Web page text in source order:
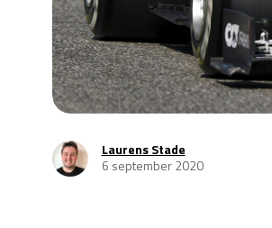
Laurens Stade
6 september 2020